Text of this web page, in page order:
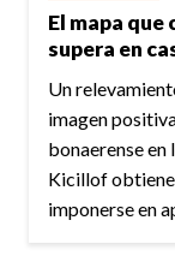
El mapa
supera en
Un
imagen
bonaerense
Kicillof
imponerse en